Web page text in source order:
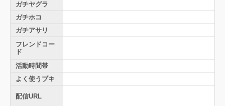
ガチヤグラ
ガチホコ
ガチアサリ
フレンドコー
ド
活動時間帯
よく使うブキ
配信URL